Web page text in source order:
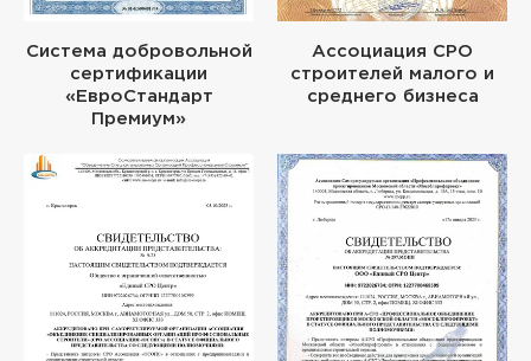
Система добровольной
сертификации
«ЕвроСтандарт
Премиум»
Ассоциация СРО
строителей малого и
среднего бизнеса